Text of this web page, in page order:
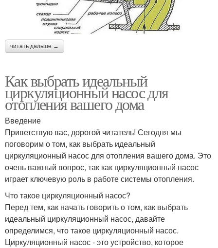
читать дальше →
Как выбрать идеальный
циркуляционный насос для
отопления вашего дома
Введение
Приветствую вас, дорогой читатель! Сегодня мы
поговорим о том, как выбрать идеальный
циркуляционный насос для отопления вашего дома. Это
очень важный вопрос, так как циркуляционный насос
играет ключевую роль в работе системы отопления.
Что такое циркуляционный насос?
Перед тем, как начать говорить о том, как выбрать
идеальный циркуляционный насос, давайте
определимся, что такое циркуляционный насос.
Циркуляционный насос - это устройство, которое